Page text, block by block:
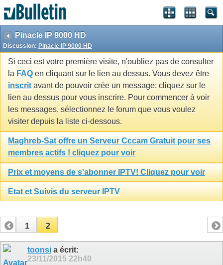
Pinacle IP 9000 HD
Discussion: Pinacle IP 9000 HD
Si ceci est votre première visite, n'oubliez pas de consulter
la FAQ en cliquant sur le lien au dessus. Vous devez être
inscrit avant de pouvoir crée un message: cliquez sur le
lien au dessus pour vous inscrire. Pour commencer à voir
les messages, sélectionnez le forum que vous voulez
visiter depuis la liste ci-dessous.
Maghreb-Sat offre un Serveur Cccam Gratuit pour ses
membres actifs ! cliquez pour voir
Prix et moyens de s'abonner IPTV! Cliquez pour voir
Etat et Suivis du serveur IPTV
1 2
toonsi a écrit:
23/11/2015 22h40